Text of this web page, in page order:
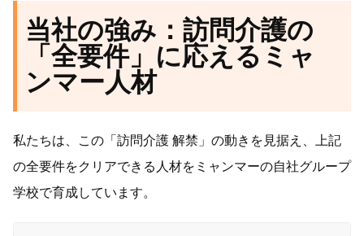
当社の強み：訪問介護の
「全要件」に応えるミャ
ンマー人材
私たちは、この「訪問介護 解禁」の動きを見据え、上記
の全要件をクリアできる人材をミャンマーの自社グループ
学校で育成しています。